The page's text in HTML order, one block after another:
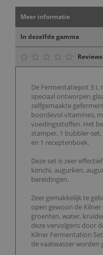
Meer informatie
In dezelfde gamma
Reviews
De Fermentatiepot 3 L
speciaal ontworpen
zelfgemaakte
boordevol vitamines,
voedingsstoffen. Het
stamper, 1 bubbler-
en 1 receptenboek.
Deze set is zeer
kimchi, augurken,
bereidingen.
Zeer gemakkelijk te
open gewoon de
groenten, water,
deze vervolgens door
Kilner Fermentation
de vaatwasser worden